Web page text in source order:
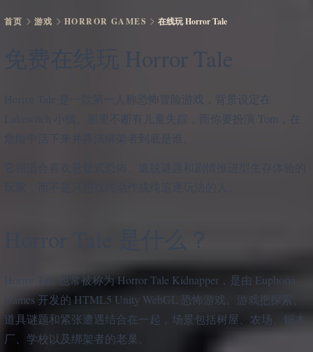
首页 游戏 HORROR GAMES 在线玩 Horror Tale
免费在线玩 Horror Tale
Horror Tale 是一款第一人称恐怖冒险游戏，背景设定在
Lakewitch 小镇。那里不断有儿童失踪，而你要扮演 Tom，在
危险中活下来并弄清绑架者到底是谁。
Horror Tale 也常被称为 Horror Tale Kidnapper，是由 Euphoria
Games 开发的 HTML5 Unity WebGL 恐怖游戏。游戏把探索、
道具谜题和紧张遭遇结合在一起，场景包括树屋、农场、锯木
厂、学校以及绑架者的老巢。